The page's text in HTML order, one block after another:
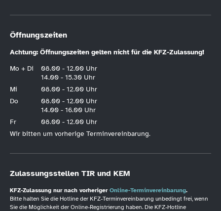
Öffnungszeiten
Achtung: Öffnungszeiten gelten nicht für die KFZ-Zulassung!
Mo + Di
08.00 - 12.00 Uhr
14.00 - 15.30 Uhr
Mi
08.00 - 12.00 Uhr
Do
08.00 - 12.00 Uhr
14.00 - 16.00 Uhr
Fr
08.00 - 12.00 Uhr
Wir bitten um vorherige Terminvereinbarung.
Zulassungsstellen TIR und KEM
KFZ-Zulassung nur nach vorheriger Online-Terminvereinbarung.
Bitte halten Sie die Hotline der KFZ-Terminvereinbarung unbedingt frei, wenn
Sie die Möglichkeit der Online-Registrierung haben. Die KFZ-Hotline